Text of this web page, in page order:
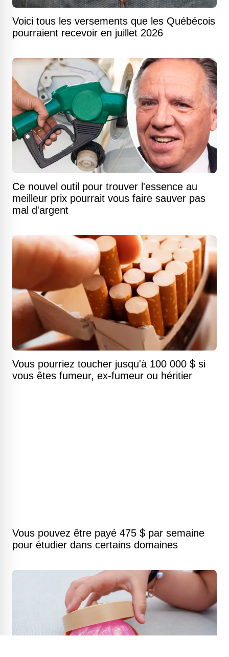
Voici tous les versements que les Québécois
pourraient recevoir en juillet 2026
Ce nouvel outil pour trouver l'essence au
meilleur prix pourrait vous faire sauver pas
mal d'argent
Vous pourriez toucher jusqu'à 100 000 $ si
vous êtes fumeur, ex-fumeur ou héritier
Vous pouvez être payé 475 $ par semaine
pour étudier dans certains domaines